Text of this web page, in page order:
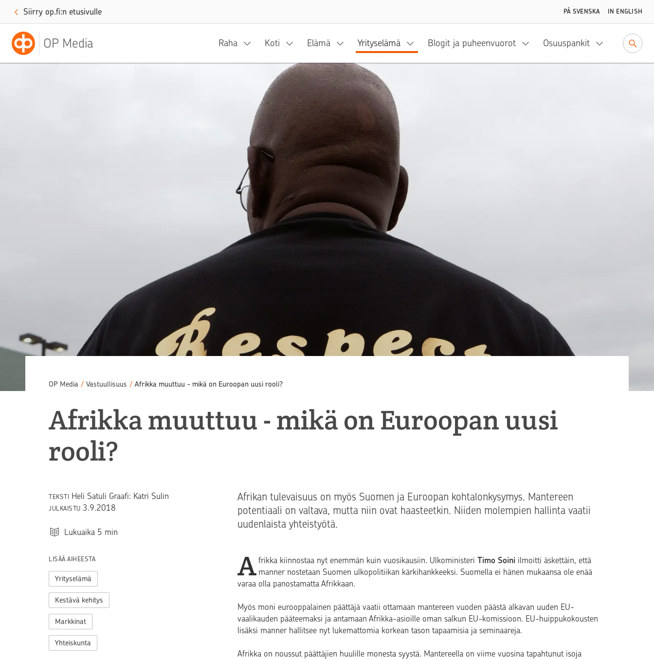
Siirry op.fi:n etusivulle PÅ SVENSKA IN ENGLISH
OP Media Raha Koti Elämä Yrityselämä Blogit ja puheenvuorot Osuuspankit
OP Media / Vastuullisuus / Afrikka muuttuu - mikä on Euroopan uusi rooli?
Afrikka muuttuu - mikä on Euroopan uusi
rooli?
TEKSTI Heli Satuli Graafi: Katri Sulin
JULKAISTU 3.9.2018
Lukuaika 5 min
LISÄÄ AIHEESTA
Yrityselämä
Kestävä kehitys
Markkinat
Yhteiskunta
Afrikan tulevaisuus on myös Suomen ja Euroopan kohtalonkysymys. Mantereen
potentiaali on valtava, mutta niin ovat haasteetkin. Niiden molempien hallinta vaatii
uudenlaista yhteistyötä.
A frikka kiinnostaa nyt enemmän kuin vuosikausiin. UlkoministeriTimo Soini ilmoitti äskettäin, että
manner nostetaan Suomen ulkopolitiikan kärkihankkeeksi. Suomella ei hänen mukaansa ole enää
varaa olla panostamatta Afrikkaan.
Myös moni eurooppalainen päättäjä vaatii ottamaan mantereen vuoden päästä alkavan uuden EU-
vaalikauden pääteemaksi ja antamaan Afrikka-asioille oman salkun EU-komissioon. EU-huippukokousten
lisäksi manner hallitsee nyt lukemattomia korkean tason tapaamisia ja seminaareja.
Afrikka on noussut päättäjien huulille monesta syystä. Mantereella on viime vuosina tapahtunut isoja